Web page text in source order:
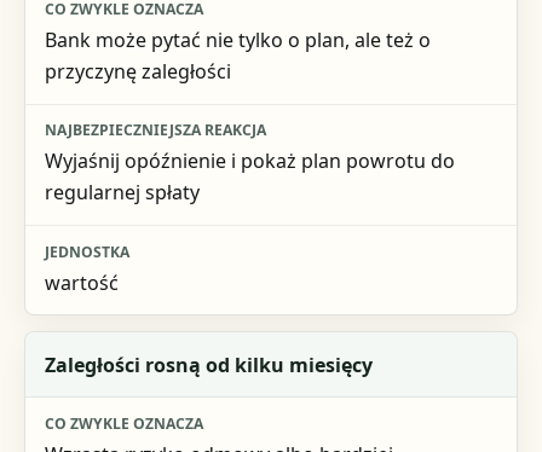
Bank może pytać nie tylko o plan, ale też o
przyczynę zaległości
Wyjaśnij opóźnienie i pokaż plan powrotu do
regularnej spłaty
wartość
Zaległości rosną od kilku miesięcy